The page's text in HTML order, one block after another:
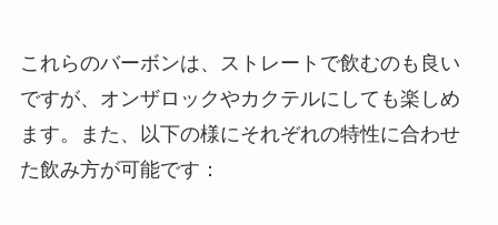
これらのバーボンは、ストレートで飲むのも良い
ですが、オンザロックやカクテルにしても楽しめ
ます。また、以下の様にそれぞれの特性に合わせ
た飲み方が可能です：